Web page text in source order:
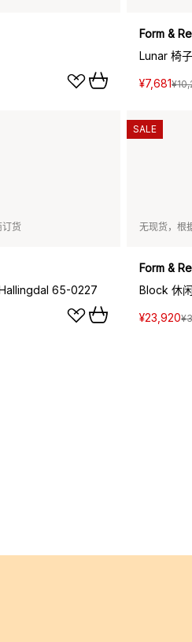
Form &
Lunar 椅
¥7,681
订货
65-0227
无现货，根
Form &
Block 休
¥23,920
SALE